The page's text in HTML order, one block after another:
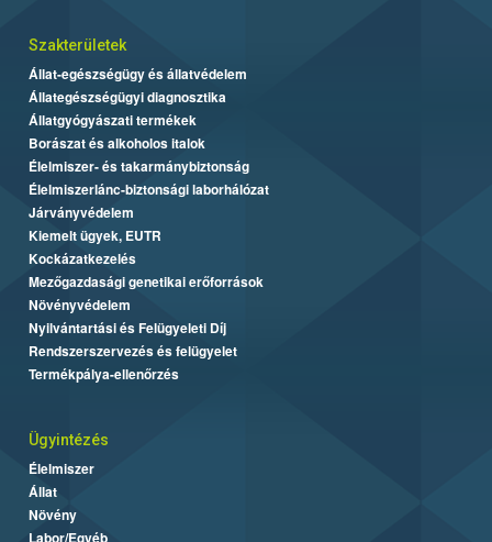
Szakterületek
Állat-egészségügy és állatvédelem
Állategészségügyi diagnosztika
Állatgyógyászati termékek
Borászat és alkoholos italok
Élelmiszer- és takarmánybiztonság
Élelmiszerlánc-biztonsági laborhálózat
Járványvédelem
Kiemelt ügyek, EUTR
Kockázatkezelés
Mezőgazdasági genetikai erőforrások
Növényvédelem
Nyilvántartási és Felügyeleti Díj
Rendszerszervezés és felügyelet
Termékpálya-ellenőrzés
Ügyintézés
Élelmiszer
Állat
Növény
Labor/Egyéb